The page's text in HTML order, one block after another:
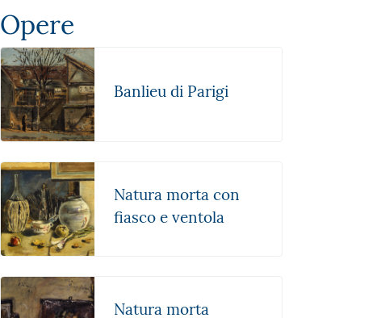
Opere
Banlieu di Parigi
Natura morta con
fiasco e ventola
Natura morta